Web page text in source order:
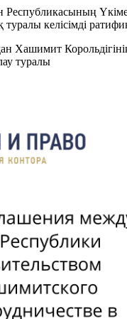
Республикасының
келісімді
Хашимит
туралы